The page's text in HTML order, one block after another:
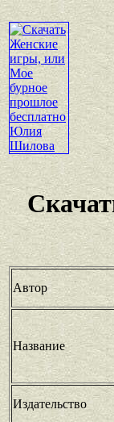
Автор
Название
Издательство